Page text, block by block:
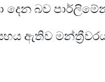
දෙන බව
ඇතිව